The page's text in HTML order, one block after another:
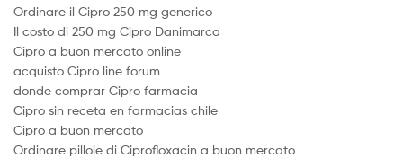
Ordinare il Cipro 250 mg generico
Il costo di 250 mg Cipro Danimarca
Cipro a buon mercato online
acquisto Cipro line forum
donde comprar Cipro farmacia
Cipro sin receta en farmacias chile
Cipro a buon mercato
Ordinare pillole di Ciprofloxacin a buon mercato